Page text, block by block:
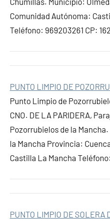
Comunidad Autónoma:
Teléfono: 969203261 CP:
PUNTO LIMPIO DE
Punto Limpio de
CNO. DE LA PARIDERA,
Pozorrubielos de la
la Mancha Provincia:
Castilla La Mancha
PUNTO LIMPIO DE SOLERA